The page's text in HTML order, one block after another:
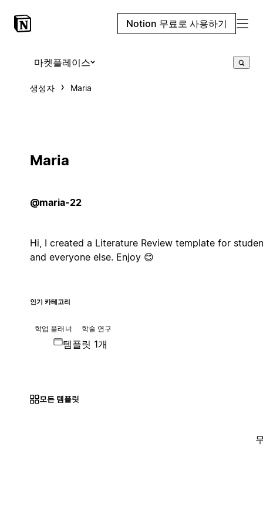
Notion 무료로 사용하기
마켓플레이스
생성자 Maria
Maria
@maria-22
Hi, I created a Literature Review template for
and everyone else. Enjoy 😊
인기 카테고리
학업 플래너 학술 연구
템플릿 1개
모든 템플릿